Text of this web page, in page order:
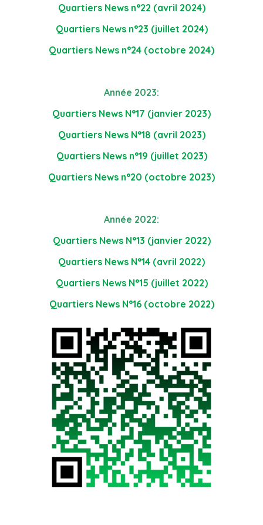
Quartiers News n°22 (avril 2024)
Quartiers News n°23 (juillet 2024)
Quartiers News n°24 (octobre 2024)
Année 2023:
Quartiers News N°17 (janvier 2023)
Quartiers News N°18 (avril 2023)
Quartiers News n°19 (juillet 2023)
Quartiers News n°20 (octobre 2023)
Année 2022:
Quartiers News N°13 (janvier 2022)
Quartiers News N°14 (avril 2022)
Quartiers News N°15 (juillet 2022)
Quartiers News N°16 (octobre 2022)